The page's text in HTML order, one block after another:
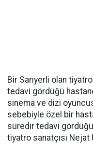
Bir Sarıyerli olan
tedavi gördüğü
sinema ve dizi
sebebiyle özel bir
süredir tedavi gördüğü
tiyatro sanatçısı